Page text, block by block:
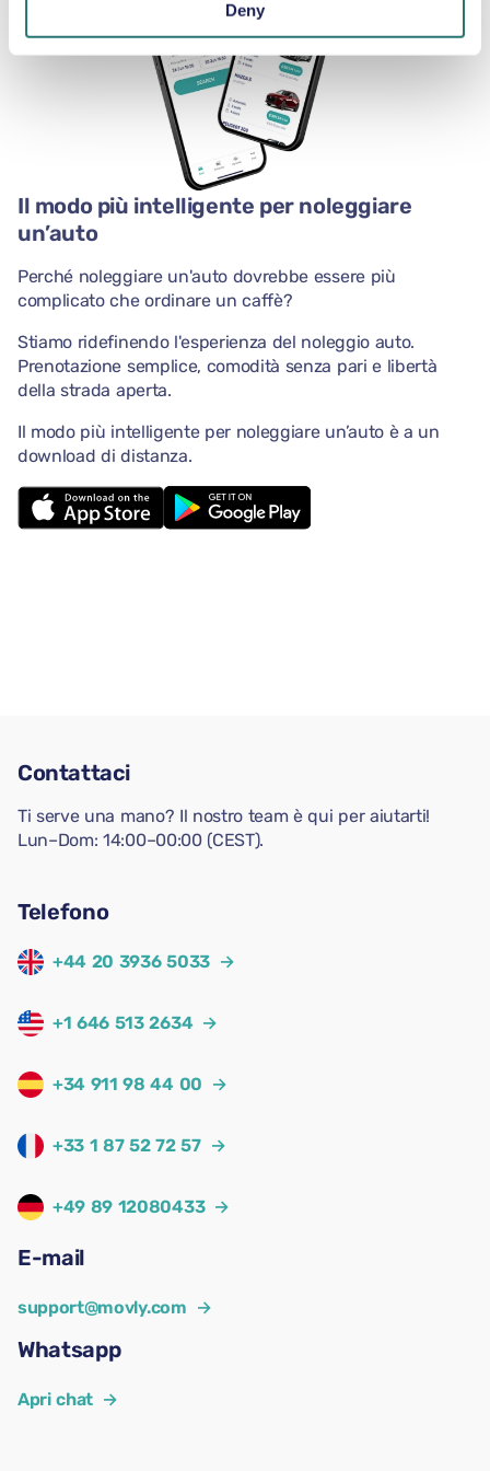
Deny
Il modo più intelligente per noleggiare
un’auto
Perché noleggiare un'auto dovrebbe essere più
complicato che ordinare un caffè?
Stiamo ridefinendo l'esperienza del noleggio auto.
Prenotazione semplice, comodità senza pari e libertà
della strada aperta.
Il modo più intelligente per noleggiare un’auto è a un
download di distanza.
Contattaci
Ti serve una mano? Il nostro team è qui per aiutarti!
Lun–Dom: 14:00–00:00 (CEST).
Telefono
+44 20 3936 5033 →
+1 646 513 2634 →
+34 911 98 44 00 →
+33 1 87 52 72 57 →
+49 89 12080433 →
E-mail
support@movly.com →
Whatsapp
Apri chat →